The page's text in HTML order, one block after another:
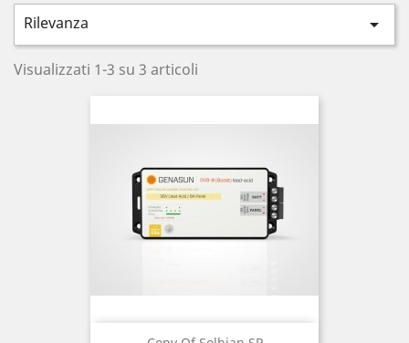
Rilevanza 
Visualizzati 1-3 su 3 articoli